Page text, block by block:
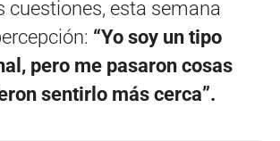
cuestiones, esta semana
“Yo soy un tipo
pero me pasaron cosas
sentirlo más cerca”.